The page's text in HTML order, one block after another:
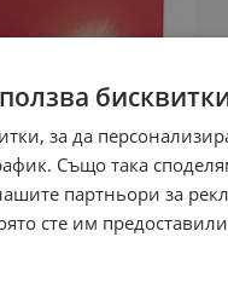
за да
Също така
партньори за
сте им